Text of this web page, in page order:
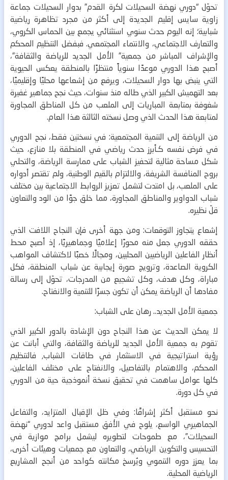
تحوّل “دوري نهضة السحيلات لكرة القدم” بدوار السحيلات جماعة
زاوية سايس إقليم الجديدة إلى أكثر من مجرد تظاهرة رياضية
شبابية؛ إنه اليوم حدث سنوي استثنائي يجمع بين الحماس الكروي،
والتعارف الاجتماعي، والانتماء المجتمعي. فبفضل التنظيم المحكم
والإشراف المباشر من جمعية” الأمل الجديد للرياضة والثقافة”،
أصبح هذا الدوري موعدًا سنوياً منتظرًا بالمنطقة يعكس الحيوية
التي ينبض بها دوار السحيلات، ويرفع من إشعاعها محليًا وإقليميًا،
بعد التهميش الكبير الذي طاله منذ سنوات، حيث نجح جماهير غفيرة
شغوفة بمتابعة المباريات إلى الملعب من كل المناطق المجاورة
لمتابعة هذا الحدث الذي وصل نسخته الثالثة هذا العام.
من الرياضة إلى التنمية المجتمعية: في نسختين فقط، نجح الدوري
في فرض نفسه كـأبرز حدث رياضي في المنطقة بلا منازع، حيث
شكل مساحة مثالية لتحفيز الشباب على ممارسة الرياضة، والتحلي
بروح المنافسة الشريفة، والالتزام بالقيم الوطنية، ولم تقتصر أدواره
على الملعب، بل امتدت لتشمل تعزيز الروابط الاجتماعية بين مختلف
شباب الدواوير والمناطق المجاورة، مما خلق جوًا من الود والتعاون
قلّ نظيره.
إشعاع يتجاوز التوقعات: ومن جهة أخرى فإن النجاح اللافت الذي
حققه الدوري جعل منه محورًا إعلاميًا وجماهيريًا، إذ أصبح محط
أنظار الفاعلين الرياضيين المحليين، ومجالًا خصبًا لاكتشاف المواهب
الكروية الصاعدة، وترويج صورة إيجابية عن شباب المنطقة، فكل
مباراة، وكل هدف، وكل تشجيع من المدرجات، تحوّل إلى رسالة
مفادها أن الرياضة يمكن أن تكون جسرًا للتنمية والانفتاح.
جمعية الأمل الجديد.. رهان على الشباب:
لا يمكن الحديث عن هذا النجاح دون الإشادة بالدور الكبير الذي
تقوم به جمعية الأمل الجديد للرياضة والثقافة، والتي أبانت عن
رؤية استراتيجية في الاستثمار في طاقات الشباب, فالتنظيم
المحكم، والاهتمام بالتفاصيل، والانفتاح على مختلف الفاعلين،
كلها عوامل ساهمت في تحقيق نسخة أنموذجية حية من الدوري
في كل دورة.
نحو مستقبل أكثر إشراقًا: وفي ظل الإقبال المتزايد، والتفاعل
الجماهيري الواسع، يلوح في الأفق مستقبل واعد لدوري “نهضة
السحيلات”، مع طموحات لتطويره ليشمل برامج موازية في
التحسيس والتكوين الرياضي، والتعاون مع جمعيات وهيئات أخرى،
بما يعزز دوره التنموي ويُرسخ مكانته كواحد من أنجح المشاريع
الرياضية المحلية.